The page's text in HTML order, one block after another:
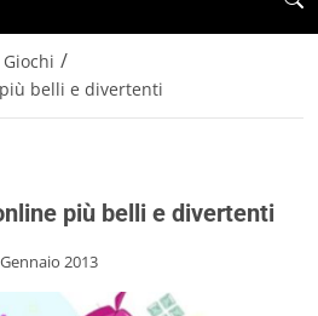
Giochi /
belli e divertenti
più belli e divertenti
2013